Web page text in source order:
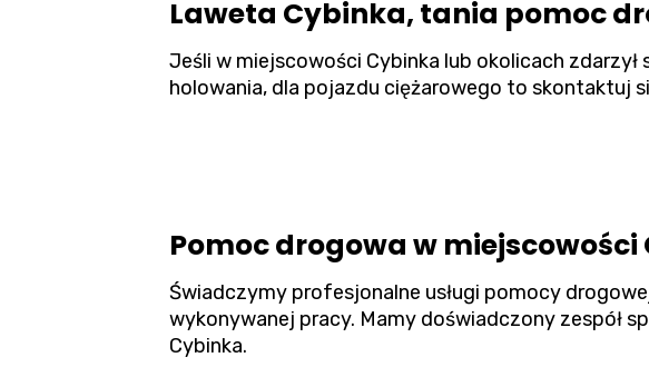
Laweta Cybinka, tania pomoc
Jeśli w miejscowości Cybinka lub okolicach
holowania, dla pojazdu ciężarowego to skontaktuj
Pomoc drogowa w miejscowości
Świadczymy profesjonalne usługi pomocy
wykonywanej pracy. Mamy doświadczony zespół
Cybinka.